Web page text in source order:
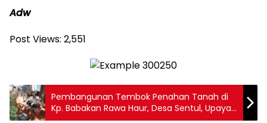
Adw
Post Views: 2,551
Pembangunan Tembok Penahan Tanah di
Kp. Babakan Rawa Haur, Desa Sentul, Upaya
Cegah Longsor dan Tingkatkan